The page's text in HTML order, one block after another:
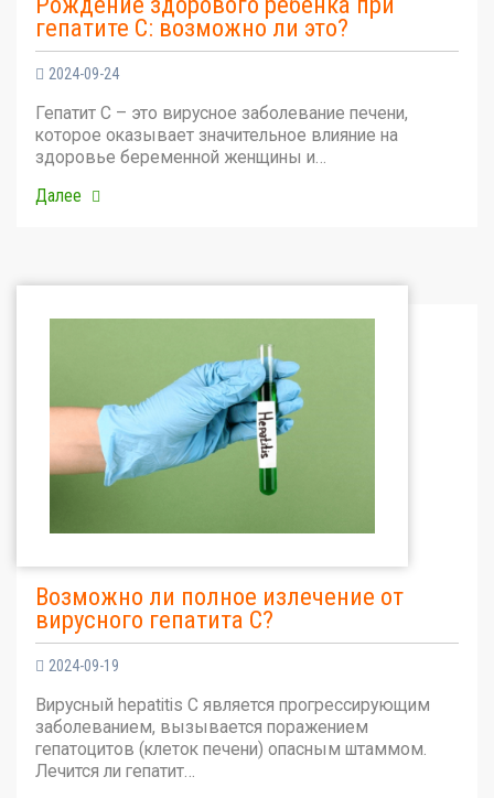
гепатите С: возможно ли это?
2024-09-24
Гепатит С – это вирусное заболевание печени,
которое оказывает значительное влияние на
здоровье беременной женщины и…
Далее
Возможно ли полное излечение от
вирусного гепатита С?
2024-09-19
Вирусный hepatitis C является прогрессирующим
заболеванием, вызывается поражением
гепатоцитов (клеток печени) опасным штаммом.
Лечится ли гепатит…